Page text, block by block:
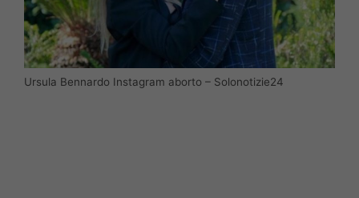
Ursula Bennardo Instagram aborto – Solonotizie24